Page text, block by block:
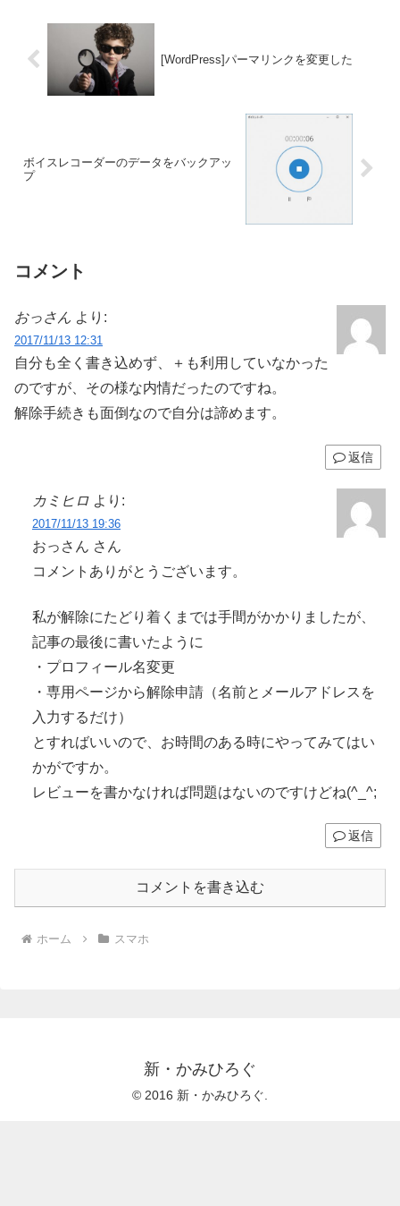
[WordPress]パーマリンクを変更した
ボイスレコーダーのデータをバックアッ
プ
コメント
おっさん より:
2017/11/13 12:31
自分も全く書き込めず、＋も利用していなかった
のですが、その様な内情だったのですね。
解除手続きも面倒なので自分は諦めます。
返信
カミヒロ より:
2017/11/13 19:36
おっさん さん
コメントありがとうございます。
私が解除にたどり着くまでは手間がかかりましたが、
記事の最後に書いたように
・プロフィール名変更
・専用ページから解除申請（名前とメールアドレスを
入力するだけ）
とすればいいので、お時間のある時にやってみてはい
かがですか。
レビューを書かなければ問題はないのですけどね(^_^;
返信
コメントを書き込む
ホーム スマホ
新・かみひろぐ
© 2016 新・かみひろぐ.